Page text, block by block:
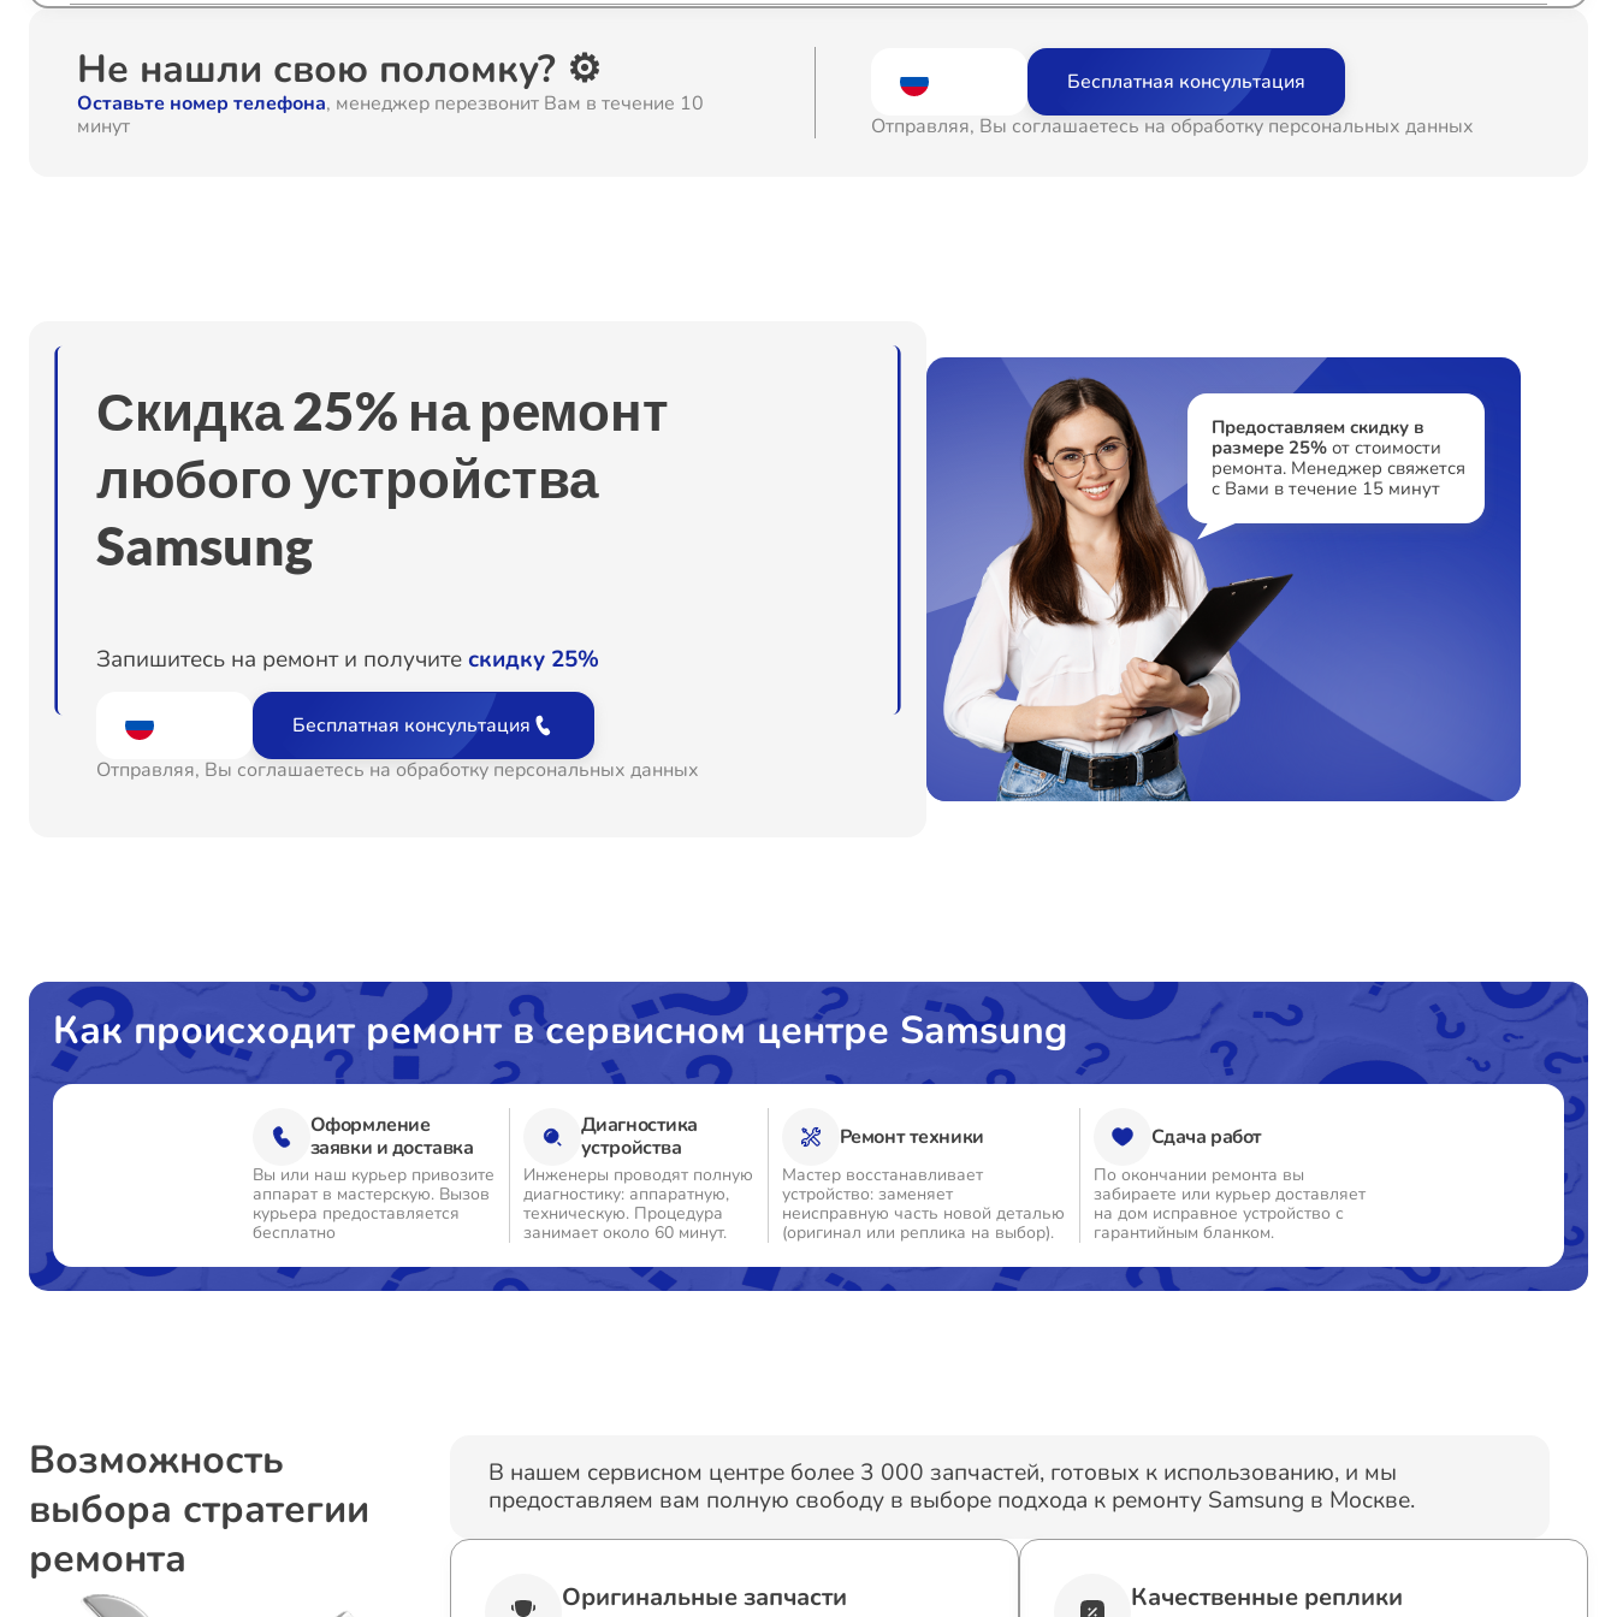
Замена шнура питания от 60 минут от 1500₽
Замена контроллера питания (мультиконтроллера) от 60 минут
Замена блока питания от 60 минут от 1500₽
Комплексная чистка от 60 минут
от 60 минут
Замена шлейфа матрицы от 60 минут от 1500₽
Замена кнопки включения от 60 минут
Замена разъёмов (HDMI, DVI, Дисплей порта) от 60 минут от 1200₽
Замена модуля Wi-Fi от 60 минут от 1000₽
от 60 минут
Прошивка блока управления от 60 минут от 900₽
Замена лампы подсветки от 60 минут от 1200₽
Замена трансформаторов подсветки от 60 минут от 1800₽
Не нашли свою поломку? ⚙️
Оставьте номер телефона, менеджер перезвонит Вам в течение 10
минут
Бесплатная консультация
Отправляя, Вы соглашаетесь на обработку персональных данных
Скидка 25% на ремонт
любого устройства
Samsung
Запишитесь на ремонт и получитескидку 25%
Бесплатная консультация
Отправляя, Вы соглашаетесь на обработку персональных данных
Предоставляем скидку в
размере 25% от стоимости
ремонта. Менеджер свяжется
с Вами в течение 15 минут
Как происходит ремонт в сервисном центре Samsung
Оформление
заявки и доставка
Вы или наш курьер привозите
аппарат в мастерскую. Вызов
курьера предоставляется
бесплатно
Диагностика
устройства
Инженеры проводят полную
диагностику: аппаратную,
техническую. Процедура
занимает около 60 минут.
Ремонт техники
Мастер восстанавливает
устройство: заменяет
неисправную часть новой деталью
(оригинал или реплика на выбор).
Сдача работ
По окончании ремонта вы
забираете или курьер доставляет
на дом исправное устройство с
гарантийным бланком.
Возможность
выбора стратегии
ремонта
В нашем сервисном центре более 3 000 запчастей, готовых к использованию, и мы
предоставляем вам полную свободу в выборе подхода к ремонту Samsung в Москве.
Оригинальные запчасти Качественные реплики